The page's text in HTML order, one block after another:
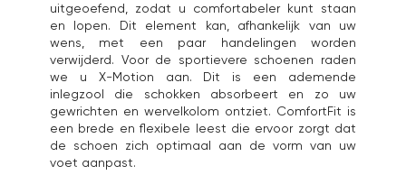
uitgeoefend, zodat u comfortabeler kunt staan
en lopen. Dit element kan, afhankelijk van uw
wens, met een paar handelingen worden
verwijderd. Voor de sportievere schoenen raden
we u X-Motion aan. Dit is een ademende
inlegzool die schokken absorbeert en zo uw
gewrichten en wervelkolom ontziet. ComfortFit is
een brede en flexibele leest die ervoor zorgt dat
de schoen zich optimaal aan de vorm van uw
voet aanpast.